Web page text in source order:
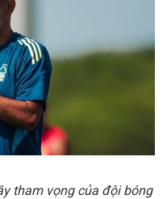
tham vọng của đội bóng